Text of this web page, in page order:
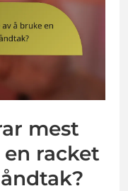
mest
racket